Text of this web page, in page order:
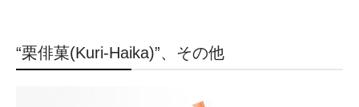
“栗俳菓(Kuri-Haika)”、その他